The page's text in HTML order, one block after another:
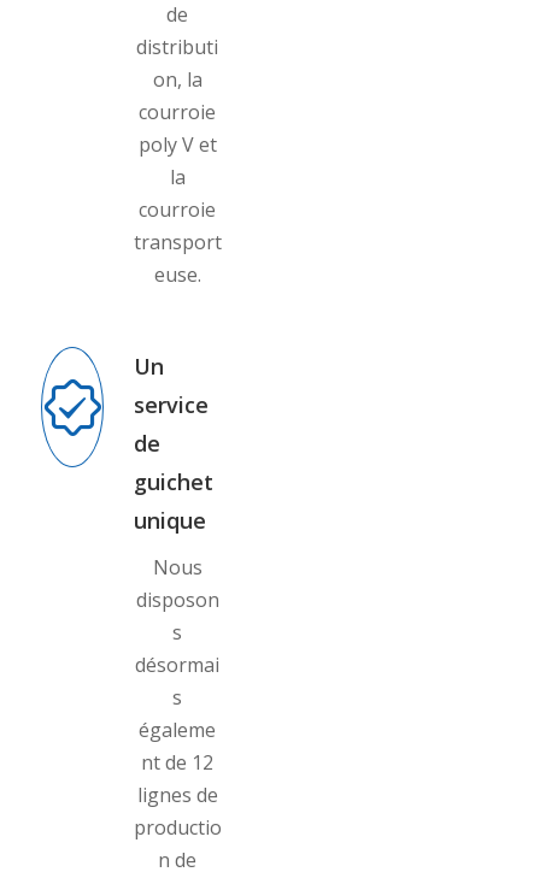
de
distributi
on, la
courroie
poly V et
la
courroie
transport
euse.
Un
service
de
guichet
unique
Nous
disposon
s
désormai
s
égaleme
nt de 12
lignes de
productio
n de